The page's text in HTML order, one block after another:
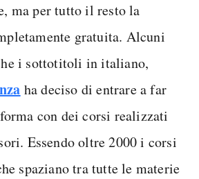
ma per tutto il resto la
gratuita. Alcuni
i sottotitoli in italiano,
ha deciso di entrare a far
con dei corsi realizzati
Essendo oltre 2000 i corsi
spaziano tra tutte le materie